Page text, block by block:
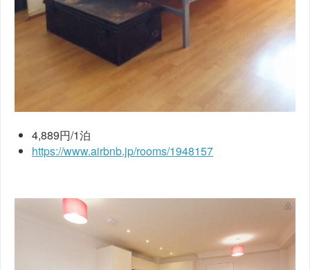
4,889円/1泊
https://www.airbnb.jp/rooms/1948157